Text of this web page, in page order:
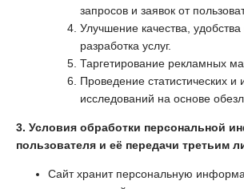
запросов и заявок от
Улучшение качества, удобства
разработка услуг.
Таргетирование рекламных
Проведение статистических и
исследований на основе
3. Условия обработки персональной
пользователя и её передачи третьим
Сайт хранит персональную